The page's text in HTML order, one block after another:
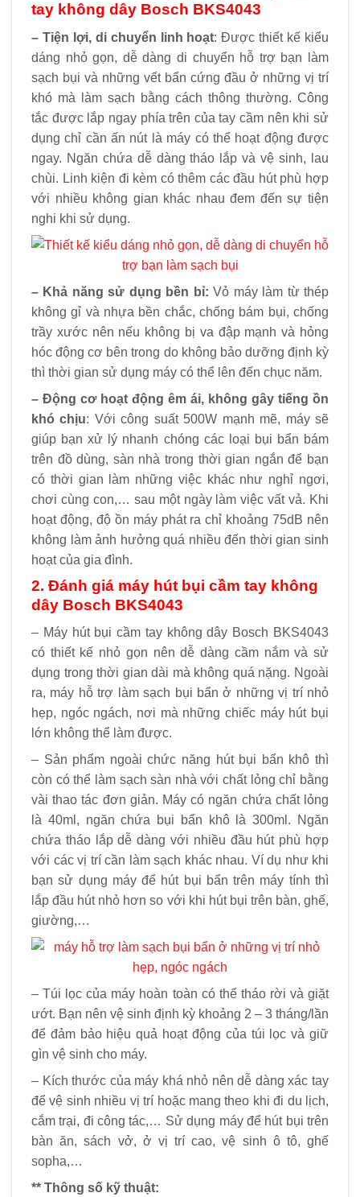
tay không dây Bosch BKS4043
– Tiện lợi, di chuyển linh hoạt: Được thiết kế kiểu
dáng nhỏ gọn, dễ dàng di chuyển hỗ trợ bạn làm
sạch bụi và những vết bẩn cứng đầu ở những vị trí
khó mà làm sạch bằng cách thông thường. Công
tắc được lắp ngay phía trên của tay cầm nên khi sử
dụng chỉ cần ấn nút là máy có thể hoạt động được
ngay. Ngăn chứa dễ dàng tháo lắp và vệ sinh, lau
chùi. Linh kiện đi kèm có thêm các đầu hút phù hợp
với nhiều không gian khác nhau đem đến sự tiện
nghi khi sử dụng.
– Khả năng sử dụng bền bỉ: Vỏ máy làm từ thép
không gỉ và nhựa bền chắc, chống bám bụi, chống
trầy xước nên nếu không bị va đập mạnh và hỏng
hóc động cơ bên trong do không bảo dưỡng định kỳ
thì thời gian sử dụng máy có thể lên đến chục năm.
– Động cơ hoạt động êm ái, không gây tiếng ồn
khó chịu: Với công suất 500W mạnh mẽ, máy sẽ
giúp bạn xử lý nhanh chóng các loại bụi bẩn bám
trên đồ dùng, sàn nhà trong thời gian ngắn để bạn
có thời gian làm những việc khác như nghỉ ngơi,
chơi cùng con,… sau một ngày làm việc vất vả. Khi
hoạt động, độ ồn máy phát ra chỉ khoảng 75dB nên
không làm ảnh hưởng quá nhiều đến thời gian sinh
hoạt của gia đình.
2. Đánh giá máy hút bụi cầm tay không
dây Bosch BKS4043
– Máy hút bụi cầm tay không dây Bosch BKS4043
có thiết kế nhỏ gọn nên dễ dàng cầm nắm và sử
dụng trong thời gian dài mà không quá nặng. Ngoài
ra, máy hỗ trợ làm sạch bụi bẩn ở những vị trí nhỏ
hẹp, ngóc ngách, nơi mà những chiếc máy hút bụi
lớn không thể làm được.
– Sản phẩm ngoài chức năng hút bụi bẩn khô thì
còn có thể làm sạch sàn nhà với chất lỏng chỉ bằng
vài thao tác đơn giản. Máy có ngăn chứa chất lỏng
là 40ml, ngăn chứa bụi bẩn khô là 300ml. Ngăn
chứa tháo lắp dễ dàng với nhiều đầu hút phù hợp
với các vị trí cần làm sạch khác nhau. Ví dụ như khi
bạn sử dụng máy để hút bụi bẩn trên máy tính thì
lắp đầu hút nhỏ hơn so với khi hút bụi trên bàn, ghế,
giường,…
– Túi lọc của máy hoàn toàn có thể tháo rời và giặt
ướt. Bạn nên vệ sinh định kỳ khoảng 2 – 3 tháng/lần
để đảm bảo hiệu quả hoạt động của túi lọc và giữ
gìn vệ sinh cho máy.
– Kích thước của máy khá nhỏ nên dễ dàng xác tay
để vệ sinh nhiều vị trí hoặc mang theo khi đi du lịch,
cắm trại, đi công tác,… Sử dụng máy để hút bụi trên
bàn ăn, sách vở, ở vị trí cao, vệ sinh ô tô, ghế
sopha,…
** Thông số kỹ thuật: